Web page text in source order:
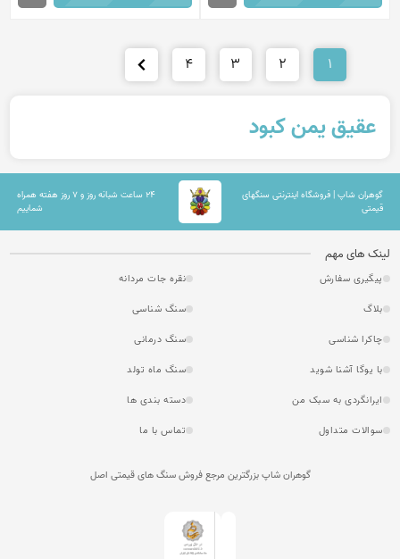
1
2
3
4
عقیق یمن کبود
گوهران شاپ | فروشگاه اینترنتی سنگهای
قیمتی
۲۴ ساعت شبانه روز و ۷ روز هفته همراه
شماییم
لینک های مهم
پیگیری سفارش
نقره جات مردانه
بلاگ
سنگ شناسی
چاکرا شناسی
سنگ درمانی
با یوگا آشنا شوید
سنگ ماه تولد
ایرانگردی به سبک من
دسته بندی ها
سوالات متداول
تماس با ما
گوهران شاپ بزرگترین مرجع فروش سنگ های قیمتی اصل